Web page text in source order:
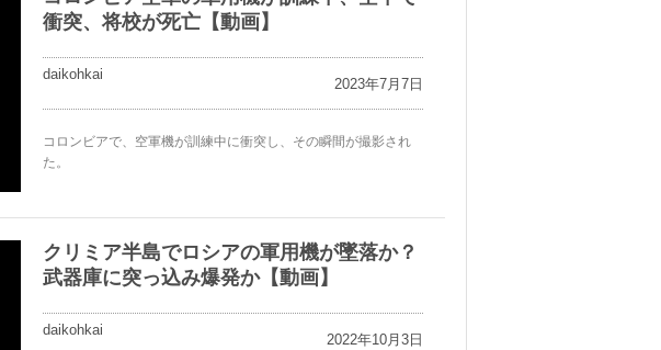
衝突、将校が死亡【動画】
daikohkai
2023年7月7日
コロンビアで、空軍機が訓練中に衝突し、その瞬間が撮影され
た。
クリミア半島でロシアの軍用機が墜落か？
武器庫に突っ込み爆発か【動画】
daikohkai
2022年10月3日